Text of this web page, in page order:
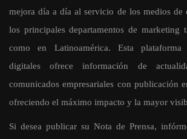
mejora día a día al servicio de los medios de
los principales departamentos de marketing
como en Latinoamérica. Esta plataforma
digitales ofrece información de
comunicados empresariales con publicación
ofreciendo el máximo impacto y la mayor
Si desea publicar su Nota de Prensa,